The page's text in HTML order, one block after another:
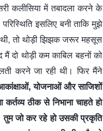
कलीसिया में तबादला करने के
इसलिए बनी ताकि मुझे
तो थोड़ी झिझक जरूर महसूस
मैं दो थोड़ी कम काबिल बहनों को
करने जा रही थी। फिर मैंने
योजनाओं और साजिशों
ठीक से निभाना चाहते हो
तुम जो कर रहे हो उसकी प्रकृति